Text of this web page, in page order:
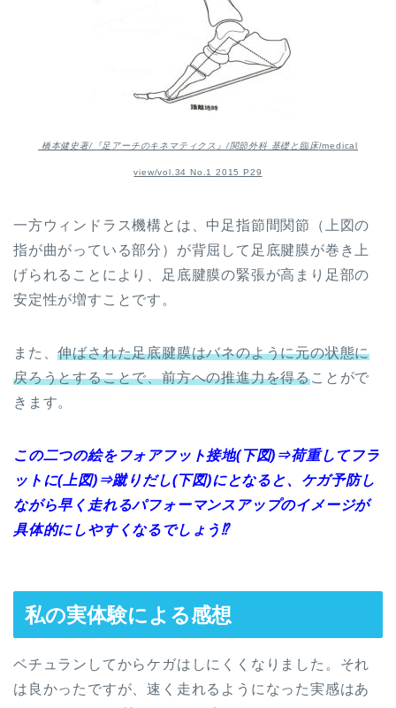
橋本健史著/『足アーチのキネマティクス』/関節外科 基礎と臨床/medical
view/vol.34 No.1 2015 P29
一方ウィンドラス機構とは、中足指節間関節（上図の
指が曲がっている部分）が背屈して足底腱膜が巻き上
げられることにより、足底腱膜の緊張が高まり足部の
安定性が増すことです。
また、伸ばされた足底腱膜はバネのように元の状態に
戻ろうとすることで、前方への推進力を得ることがで
きます。
この二つの絵をフォアフット接地(下図)⇒荷重してフラ
ットに(上図)⇒蹴りだし(下図)にとなると、ケガ予防し
ながら早く走れるパフォーマンスアップのイメージが
具体的にしやすくなるでしょう⁉
私の実体験による感想
ベチュランしてからケガはしにくくなりました。それ
は良かったですが、速く走れるようになった実感はあ